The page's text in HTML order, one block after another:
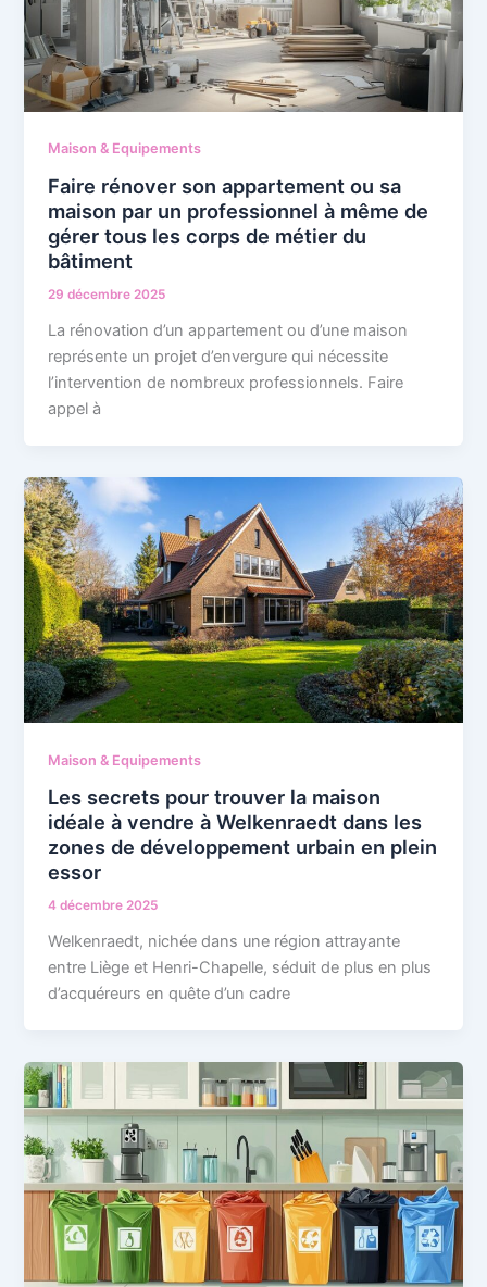
Maison & Equipements
Faire rénover son appartement ou sa
maison par un professionnel à même de
gérer tous les corps de métier du
bâtiment
29 décembre 2025
La rénovation d’un appartement ou d’une maison
représente un projet d’envergure qui nécessite
l’intervention de nombreux professionnels. Faire
appel à
Maison & Equipements
Les secrets pour trouver la maison
idéale à vendre à Welkenraedt dans les
zones de développement urbain en plein
essor
4 décembre 2025
Welkenraedt, nichée dans une région attrayante
entre Liège et Henri-Chapelle, séduit de plus en plus
d’acquéreurs en quête d’un cadre